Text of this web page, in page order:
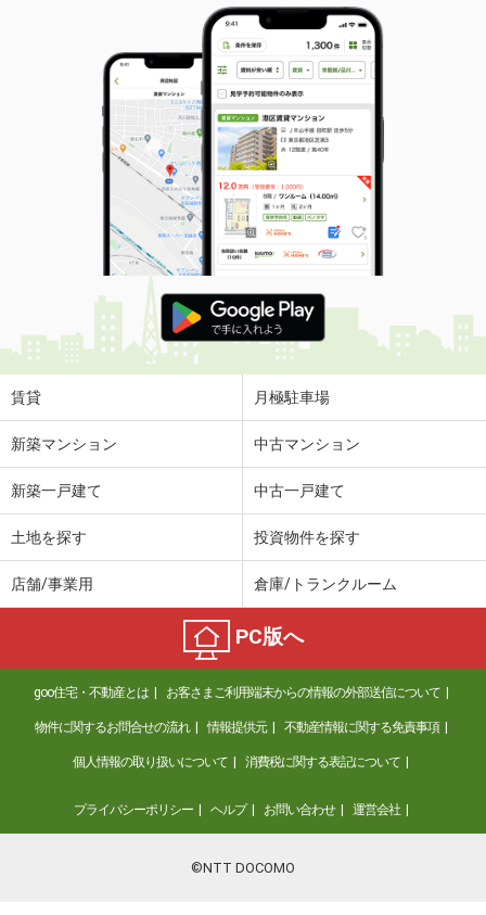
賃貸 月極駐車場
新築マンション 中古マンション
新築一戸建て 中古一戸建て
土地を探す 投資物件を探す
店舗/事業用 倉庫/トランクルーム
PC版へ
goo住宅・不動産とは お客さまご利用端末からの情報の外部送信について
物件に関するお問合せの流れ 情報提供元 不動産情報に関する免責事項
個人情報の取り扱いについて 消費税に関する表記について
プライバシーポリシー ヘルプ お問い合わせ 運営会社
©NTT DOCOMO